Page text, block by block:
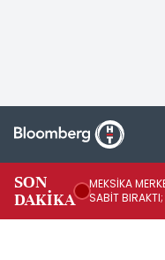
SON
DAKİKA
MEKSİKA
SABİT